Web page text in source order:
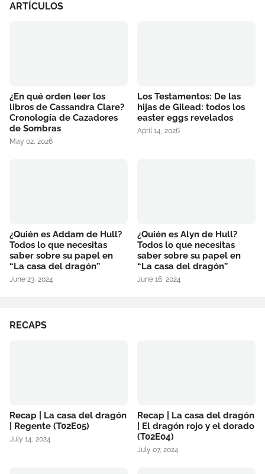
ARTÍCULOS
¿En qué orden leer los
libros de Cassandra Clare?
Cronología de Cazadores
de Sombras
May 02, 2026
Los Testamentos: De las
hijas de Gilead: todos los
easter eggs revelados
April 14, 2026
¿Quién es Addam de Hull?
Todos lo que necesitas
saber sobre su papel en
“La casa del dragón”
June 23, 2024
¿Quién es Alyn de Hull?
Todos lo que necesitas
saber sobre su papel en
“La casa del dragón”
June 16, 2024
RECAPS
Recap | La casa del dragón
| Regente (T02E05)
July 14, 2024
Recap | La casa del dragón
| El dragón rojo y el dorado
(T02E04)
July 07, 2024